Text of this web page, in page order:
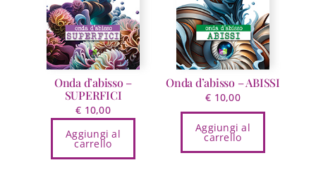
Onda d’abisso –
SUPERFICI
€ 10,00
Aggiungi al
carrello
Onda d’abisso – ABISSI
€ 10,00
Aggiungi al
carrello